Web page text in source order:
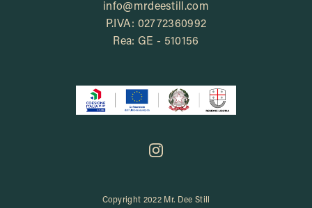
info@mrdeestill.com
P.IVA: 02772360992
Rea: GE - 510156
Copyright 2022 Mr. Dee Still